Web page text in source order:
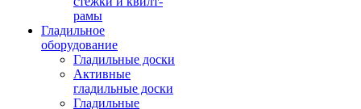
рамы
Гладильное
оборудование
Гладильные доски
Активные
гладильные доски
Гладильные